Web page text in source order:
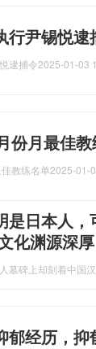
行尹锡悦
逮捕令2025-01-03
份月最佳
教练名单2025-01-
是日本人
化渊源深厚
墓碑上却刻着中国
郁经历，